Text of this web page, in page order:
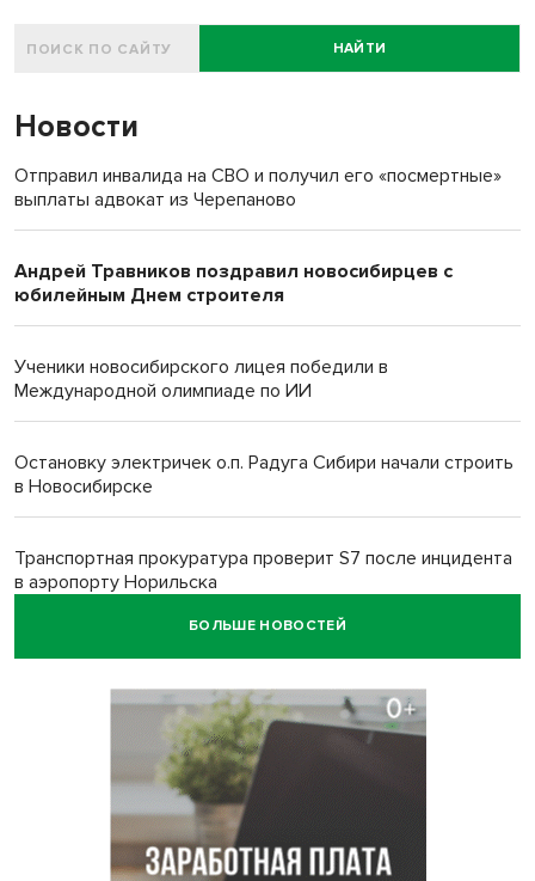
НАЙТИ
Новости
Отправил инвалида на СВО и получил его «посмертные»
выплаты адвокат из Черепаново
Андрей Травников поздравил новосибирцев с
юбилейным Днем строителя
Ученики новосибирского лицея победили в
Международной олимпиаде по ИИ
Остановку электричек о.п. Радуга Сибири начали строить
в Новосибирске
Транспортная прокуратура проверит S7 после инцидента
в аэропорту Норильска
БОЛЬШЕ НОВОСТЕЙ